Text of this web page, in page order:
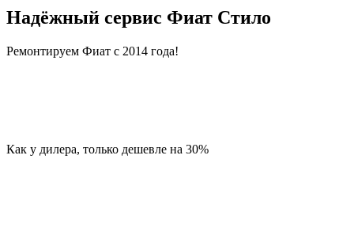
Надёжный сервис Фиат Стило
Ремонтируем Фиат с 2014 года!
Как у дилера, только дешевле на 30%